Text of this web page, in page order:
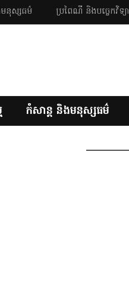
មនុស្សធម៌ ប្រពៃណី និងបច្ចេកវិទ្យា
កំសាន្ត និងមនុស្សធម៌